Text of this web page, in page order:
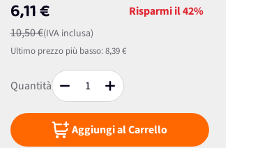
6,11 €
10,50 €(IVA inclusa)
Risparmi il42%
Ultimo prezzo più basso:8,39 €
Quantità
Aggiungi al Carrello